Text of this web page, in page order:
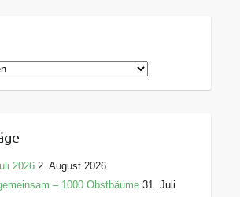
2026 2. August 2026
– 1000 Obstbäume 31. Juli